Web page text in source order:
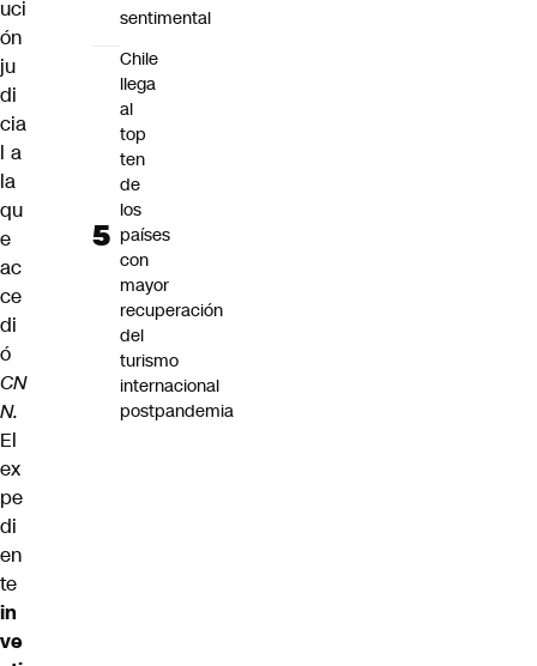
uci
ón
ju
di
cia
l a
la
qu
e
ac
ce
di
ó
CN
N.
El
ex
pe
di
en
te
in
ve
sentimental
Chile
llega
al
top
ten
de
los
países
con
mayor
recuperación
del
turismo
internacional
postpandemia